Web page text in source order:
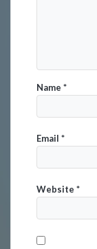
Name*
Email*
Website*